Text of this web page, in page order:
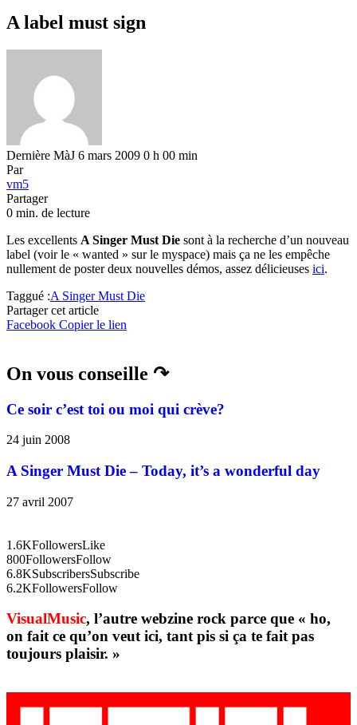
A label must sign
Dernière MàJ 6 mars 2009 0 h 00 min
Par
vm5
Partager
0 min. de lecture
Les excellents A Singer Must Die sont à la recherche d’un nouveau
label (voir le « wanted » sur le myspace) mais ça ne les empêche
nullement de poster deux nouvelles démos, assez délicieuses ici.
Taggué :A Singer Must Die
Partager cet article
Facebook Copier le lien
On vous conseille ↷
Ce soir c’est toi ou moi qui crève?
24 juin 2008
A Singer Must Die – Today, it’s a wonderful day
27 avril 2007
1.6KFollowersLike
800FollowersFollow
6.8KSubscribersSubscribe
6.2KFollowersFollow
VisualMusic, l’autre webzine rock parce que « ho,
on fait ce qu’on veut ici, tant pis si ça te fait pas
toujours plaisir. »